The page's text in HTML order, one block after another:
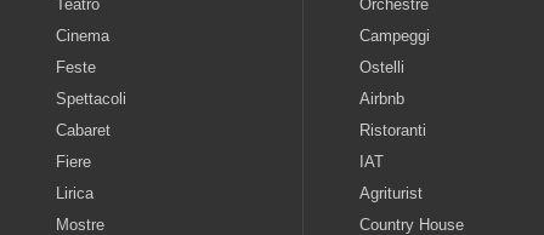
Teatro
Cinema
Feste
Spettacoli
Cabaret
Fiere
Lirica
Mostre
Orchestre
Campeggi
Ostelli
Airbnb
Ristoranti
IAT
Agriturist
Country House